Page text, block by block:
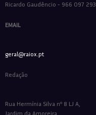
Ricardo Gaudêncio - 966 097 293
EMAIL
geral@raiox.pt
Redação
Rua Hermínia Silva nº 8 LJ A,
Jardim da Amoreira